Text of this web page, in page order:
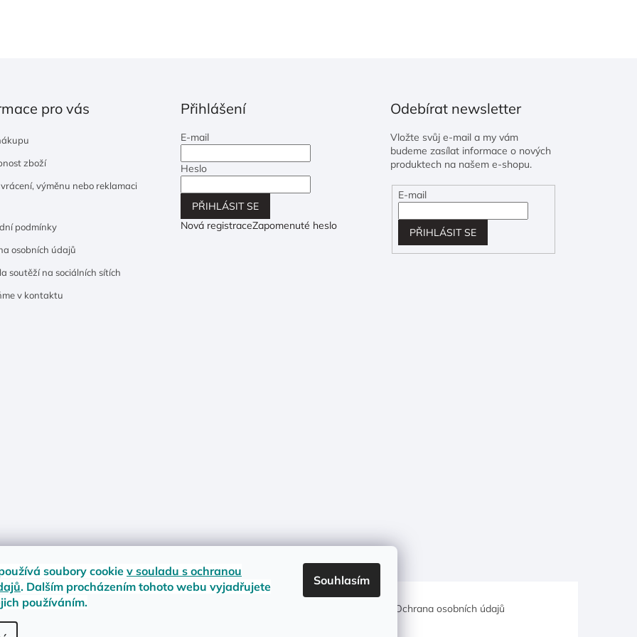
soubory cookiev souladu s ochranou
. Dalším procházením tohoto webu vyjadřujete
používáním.
Souhlasím
pro vás
zboží
vrácení, výměnu nebo reklamaci
podmínky
osobních údajů
soutěží na sociálních sítích
v kontaktu
Přihlášení
E-mail
Heslo
PŘIHLÁSIT SE
Nová registraceZapomenuté heslo
Odebírat newsletter
Vložte svůj e-mail a my vám
budeme zasílat informace o nových
produktech na našem e-shopu.
E-mail
PŘIHLÁSIT SE
zboží Materiály a velikosti Ochrana osobních údajů